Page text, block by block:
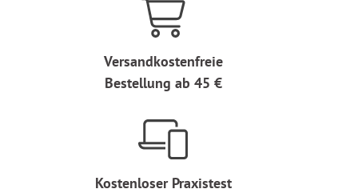
Versandkostenfreie
Bestellung ab 45 €
Kostenloser Praxistest